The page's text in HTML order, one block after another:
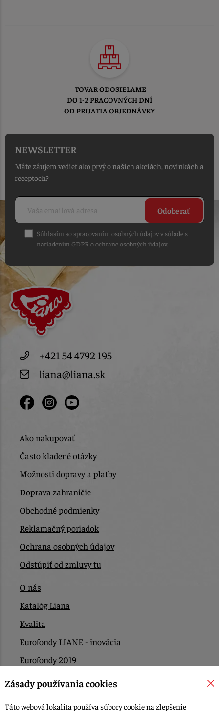
TOVAR ODOSIELAME
DO 1-2 PRACOVNÝCH DNÍ
OD PRIJATIA OBJEDNÁVKY
NEWSLETTER
Máte záujem vedieť ako prvý o našich akciách, novinkách a
receptoch?
Odoberať
Súhlasím so spracovaním osobných údajov v súlade s
nariadením GDPR o ochrane osobných údajov.
+421 54 4792 195
liana@liana.sk
Ako nakupovať
Často kladené otázky
Možnosti dopravy a platby
Doprava zahraničie
Obchodné podmienky
Reklamačný poriadok
Ochrana osobných údajov
Odstúpiť od zmluvy tu
O nás
Katalóg Liana
Kvalita
Eurofondy LIANE - inovácia
Eurofondy 2019
Eurofondy 2022/2023
Zásady používania cookies
Táto webová lokalita používa súbory cookie na zlepšenie